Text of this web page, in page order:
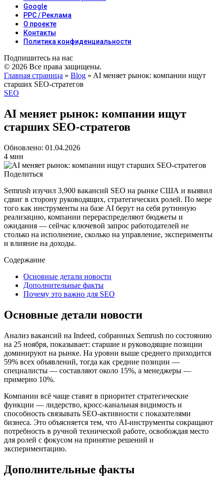
Google
PPC / Реклама
О проекте
Контакты
Политика конфиденциальности
Подпишитесь на нас
© 2026 Все права защищены.
Главная страница » Blog » AI меняет рынок: компании ищут
старших SEO‑стратегов
SEO
AI меняет рынок: компании ищут
старших SEO‑стратегов
Обновлено: 01.04.2026
4 мин
Поделиться
Semrush изучил 3,900 вакансий SEO на рынке США и выявил
сдвиг в сторону руководящих, стратегических ролей. По мере
того как инструменты на базе AI берут на себя рутинную
реализацию, компании перераспределяют бюджеты и
ожидания — сейчас ключевой запрос работодателей не
столько на исполнение, сколько на управление, эксперименты
и влияние на доходы.
Содержание
Основные детали новости
Дополнительные факты
Почему это важно для SEO
Основные детали новости
Анализ вакансий на Indeed, собранных Semrush по состоянию
на 25 ноября, показывает: старшие и руководящие позиции
доминируют на рынке. На уровни выше среднего приходится
59% всех объявлений, тогда как средние позиции —
специалисты — составляют около 15%, а менеджеры —
примерно 10%.
Компании всё чаще ставят в приоритет стратегические
функции — лидерство, кросс‑канальная видимость и
способность связывать SEO‑активности с показателями
бизнеса. Это объясняется тем, что AI‑инструменты сокращают
потребность в ручной технической работе, освобождая место
для ролей с фокусом на принятие решений и
экспериментацию.
Дополнительные факты